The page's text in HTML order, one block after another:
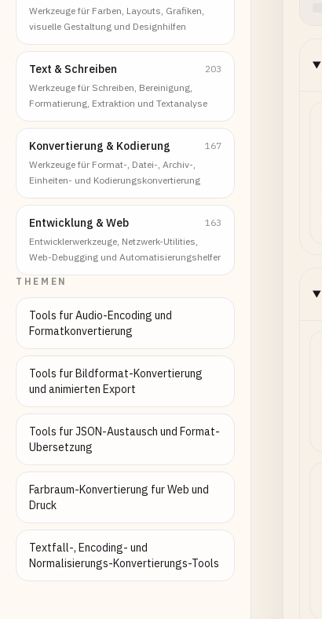
Werkzeuge für Farben, Layouts, Grafiken,
visuelle Gestaltung und Designhilfen
Text & Schreiben
203
Werkzeuge für Schreiben, Bereinigung,
Formatierung, Extraktion und Textanalyse
Konvertierung & Kodierung
167
Werkzeuge für Format-, Datei-, Archiv-,
Einheiten- und Kodierungskonvertierung
Entwicklung & Web
163
Entwicklerwerkzeuge, Netzwerk-Utilities,
Web-Debugging und Automatisierungshelfer
THEMEN
Tools fur Audio-Encoding und
Formatkonvertierung
Tools fur Bildformat-Konvertierung
und animierten Export
Tools fur JSON-Austausch und Format-
Ubersetzung
Farbraum-Konvertierung fur Web und
Druck
Textfall-, Encoding- und
Normalisierungs-Konvertierungs-Tools